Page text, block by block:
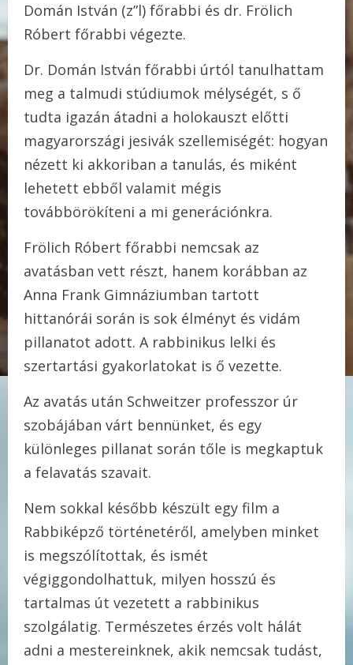
Domán István (z”l) főrabbi és dr. Frölich
Róbert főrabbi végezte.
Dr. Domán István főrabbi úrtól tanulhattam
meg a talmudi stúdiumok mélységét, s ő
tudta igazán átadni a holokauszt előtti
magyarországi jesivák szellemiségét: hogyan
nézett ki akkoriban a tanulás, és miként
lehetett ebből valamit mégis
továbbörökíteni a mi generációnkra.
Frölich Róbert főrabbi nemcsak az
avatásban vett részt, hanem korábban az
Anna Frank Gimnáziumban tartott
hittanórái során is sok élményt és vidám
pillanatot adott. A rabbinikus lelki és
szertartási gyakorlatokat is ő vezette.
Az avatás után Schweitzer professzor úr
szobájában várt bennünket, és egy
különleges pillanat során tőle is megkaptuk
a felavatás szavait.
Nem sokkal később készült egy film a
Rabbiképző történetéről, amelyben minket
is megszólítottak, és ismét
végiggondolhattuk, milyen hosszú és
tartalmas út vezetett a rabbinikus
szolgálatig. Természetes érzés volt hálát
adni a mestereinknek, akik nemcsak tudást,